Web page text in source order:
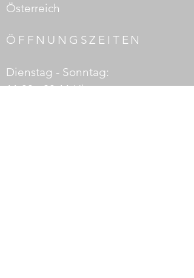
Österreich
ÖFFNUNGSZEITEN
Dienstag - Sonntag:
11:30 - 23:11 Uhr